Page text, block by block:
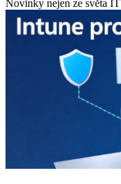
Novinky nejen ze světa IT